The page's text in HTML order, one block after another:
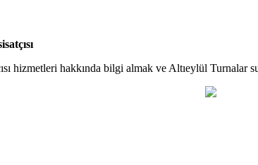
hizmetleri hakkında bilgi almak ve Altıeylül